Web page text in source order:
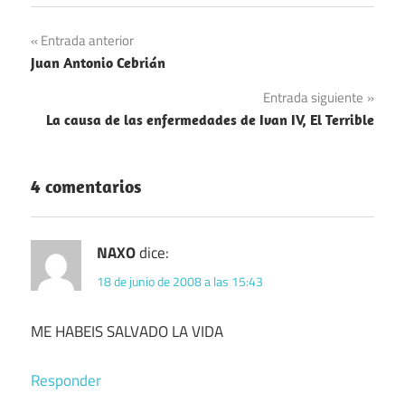
Navegación
de
entradas
Entrada anterior
Juan Antonio Cebrián
Entrada siguiente
La causa de las enfermedades de Ivan IV, El Terrible
4 comentarios
NAXOdice:
18 de junio de 2008 a las 15:43
ME HABEIS SALVADO LA VIDA
Responder